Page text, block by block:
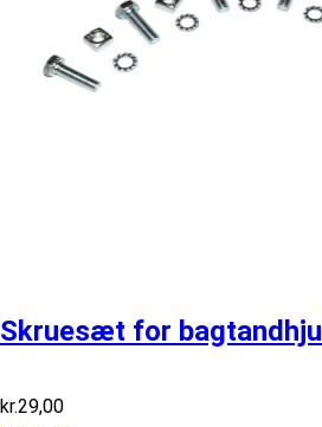
Skruesæt for bagtandhjul
kr.29,00